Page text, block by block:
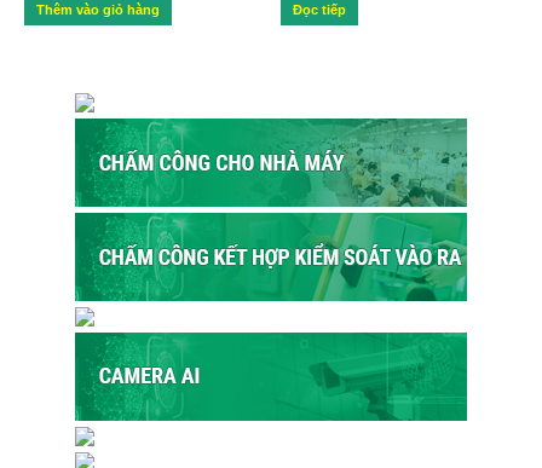
Thêm vào giỏ hàng Đọc tiếp